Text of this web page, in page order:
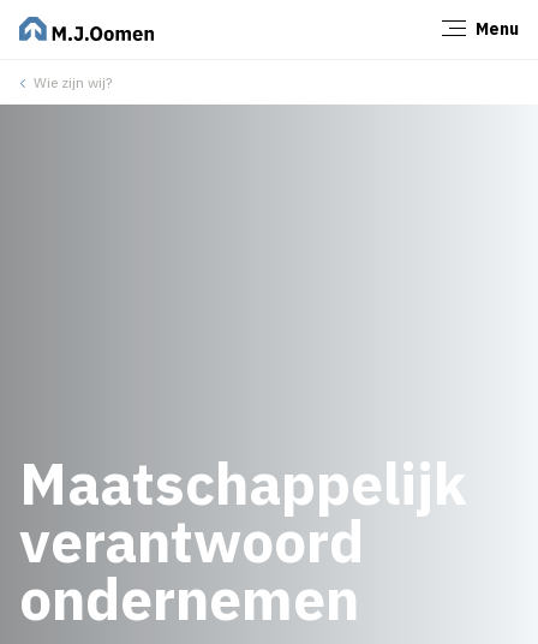
Menu
Wie zijn wij?
Maatschappelijk
verantwoord
ondernemen
Sluiten